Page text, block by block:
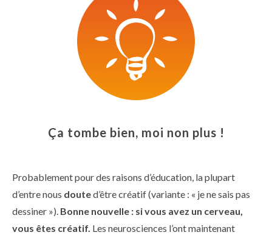
Ça tombe bien, moi non plus !
Probablement pour des raisons d’éducation, la plupart
d’entre nous douted’être créatif (variante : « je ne sais pas
dessiner »). Bonne nouvelle : si vous avez un cerveau,
vous êtes créatif. Les neurosciences l’ont maintenant